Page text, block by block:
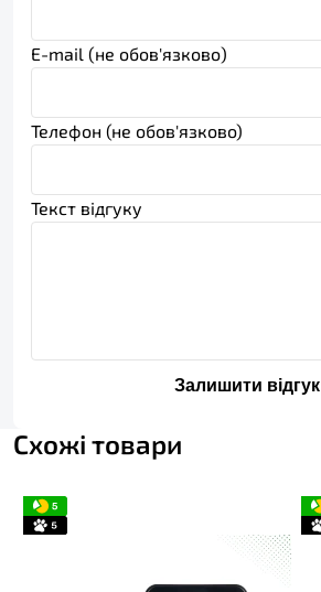
E-mail (не обов'язково)
Телефон (не обов'язково)
Текст відгуку
Залишити відгук
Схожі товари